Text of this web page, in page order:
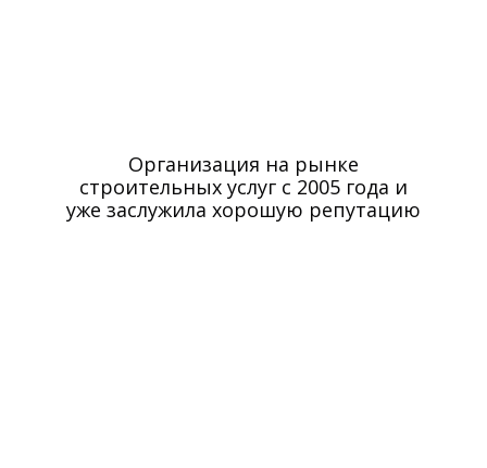
Организация на рынке
строительных услуг с 2005 года и
уже заслужила хорошую репутацию